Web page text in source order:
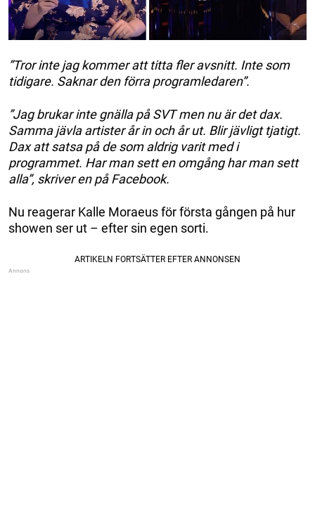
”Tror inte jag kommer att titta fler avsnitt. Inte som
tidigare. Saknar den förra programledaren”.
”Jag brukar inte gnälla på SVT men nu är det dax.
Samma jävla artister år in och år ut. Blir jävligt tjatigt.
Dax att satsa på de som aldrig varit med i
programmet. Har man sett en omgång har man sett
alla”, skriver en på Facebook.
Nu reagerar Kalle Moraeus för första gången på hur
showen ser ut – efter sin egen sorti.